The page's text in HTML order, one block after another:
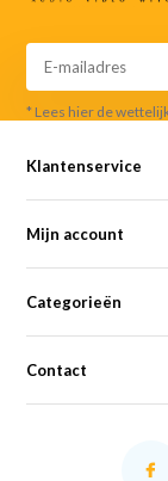
* Lees hier de
Klantenservice
Mijn account
Categorieën
Contact